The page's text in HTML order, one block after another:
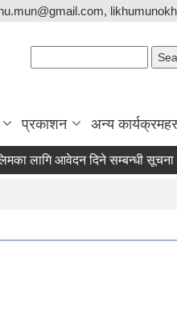
प्रकाशन अन्य
लागि आवेदन दिने सम्बन्धी सूचना !!!